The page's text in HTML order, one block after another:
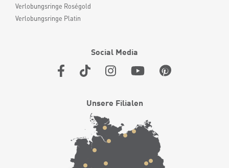
Verlobungsringe Roségold
Verlobungsringe Platin
Social Media
Unsere Filialen